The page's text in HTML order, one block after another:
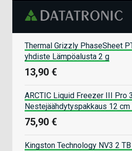
Thermal Grizzly PhaseSheet
yhdiste Lämpöalusta 2 g
13,90 €
ARCTIC Liquid Freezer III Pro
Nestejäähdytyspakkaus 12
75,90 €
Kingston Technology NV3 2